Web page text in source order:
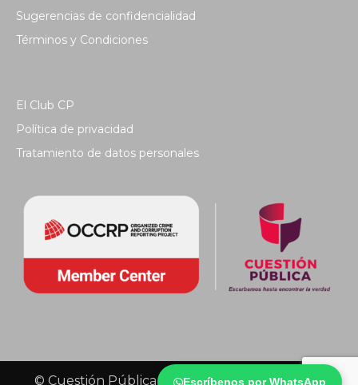
Escríbenos por WhatsApp
Sugerencias de confidencialidad
Términos y Condiciones
El Club CP
Política de privacidad
Tratamiento de datos personales
© Cuestión Pública 2018 - Todos los derechos